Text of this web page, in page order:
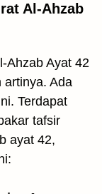
Al-Ahzab
Ahzab Ayat 42
artinya. Ada
Terdapat
tafsir
ayat 42,